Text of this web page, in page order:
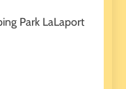
Park LaLaport